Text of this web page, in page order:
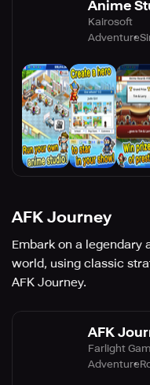
Anime
Kairosoft
Adventure
AFK Journey
Embark on a legendary
world, using classic
AFK Journey.
AFK
Farlight
Adventure